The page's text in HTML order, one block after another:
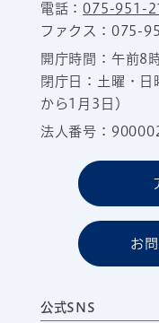
電話：075-951-
ファクス：075-
開庁時間：午前8
閉庁日：土曜・
から1月3日）
法人番号：
お
公式SNS